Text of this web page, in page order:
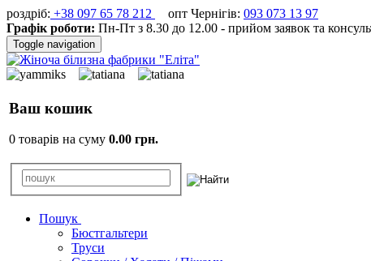
роздріб: +38 097 65 78 212 опт Чернігів: 093 073 13 97
Графік роботи: Пн-Пт з 8.30 до 12.00 - прийом заявок та
Toggle navigation
Ваш кошик
0 товарів на суму 0.00 грн.
Пошук
Бюстгальтери
Труси